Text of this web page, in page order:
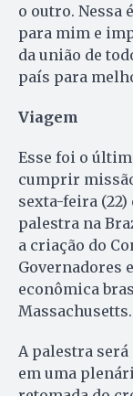
o outro. Nessa
para mim e
da união de
país para
Viagem
Esse foi o
cumprir
sexta-feira
palestra na
a criação do
Governadores
econômica
Massachusetts.
A palestra será
em uma